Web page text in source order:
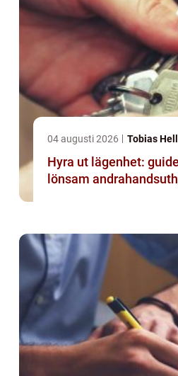
04 augusti 2026 Tobias
Hyra ut lägenhet:
lönsam